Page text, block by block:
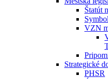
Štatút
VZN
Strategické
PHSR